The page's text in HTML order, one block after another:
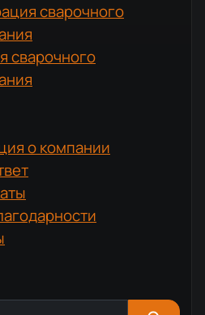
сварочного
сварочного
о компании